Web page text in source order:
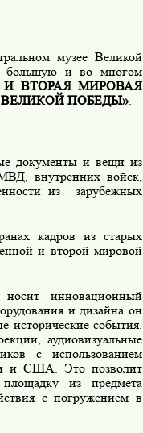
музее Великой
большую и во многом
ВТОРАЯ МИРОВАЯ
ПОБЕДЫ».
документы и вещи из
внутренних войск,
из
зарубежных
кадров из старых
и второй мировой
инновационный
и дизайна он
исторические события.
аудиовизуальные
с использованием
и США. Это позволит
площадку из предмета
с погружением в